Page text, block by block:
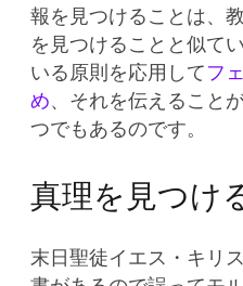
報を見つけることは、
を見つけることと似て
いる原則を応用して フ
め、それを伝えること
つでもあるのです。
真理を見つけ
末日聖徒イエス・キリ